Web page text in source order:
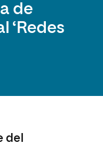
de
‘Redes
del